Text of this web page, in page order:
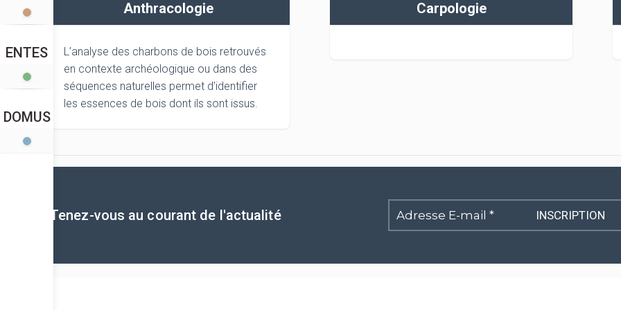
ENTES
DOMUS
Anthracologie
L’analyse des charbons de bois retrouvés
en contexte archéologique ou dans des
séquences naturelles permet d’identifier
les essences de bois dont ils sont issus.
Carpologie
Tenez-vous au courant de l'actualité
Adresse
E-